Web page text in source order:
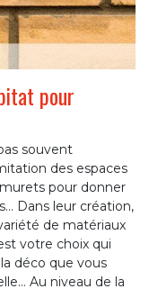
pour
souvent
des espaces
pour donner
Dans leur création,
de matériaux
votre choix qui
déco que vous
Au niveau de la